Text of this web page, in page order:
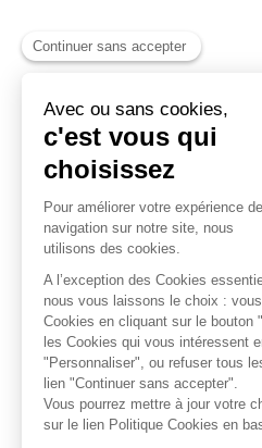
Besoin
Nos bureaux sont